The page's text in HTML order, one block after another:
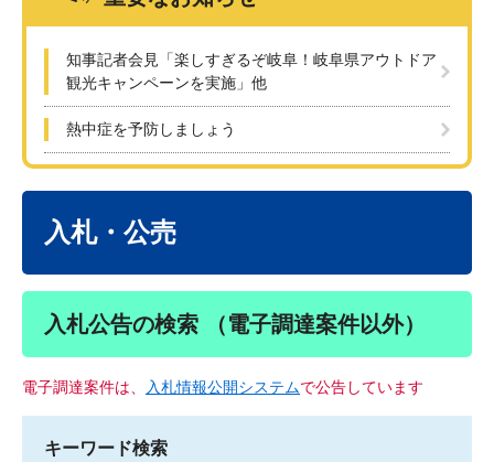
知事記者会見「楽しすぎるぞ岐阜！岐阜県アウトドア
観光キャンペーンを実施」他
熱中症を予防しましょう
入札・公売
入札公告の検索 （電子調達案件以外）
電子調達案件は、 入札情報公開システムで公告しています
キーワード検索